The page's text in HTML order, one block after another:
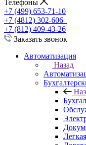
Телефоны
+7 (499) 653-71-10
+7 (4812) 302-606
+7 (812) 409-43-26
Заказать звонок
Автоматизация
Назад